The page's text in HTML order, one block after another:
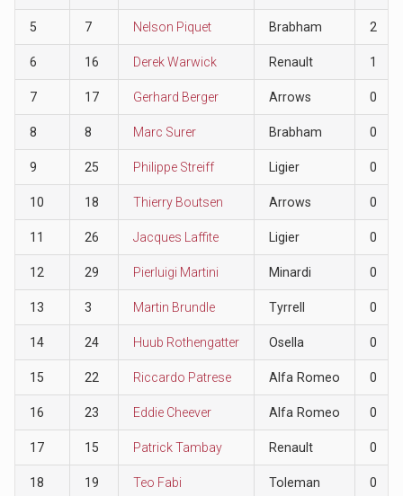
5 7 Nelson Piquet Brabham 2
6 16 Derek Warwick Renault 1
7 17 Gerhard Berger Arrows 0
8 8 Marc Surer Brabham 0
9 25 Philippe Streiff Ligier 0
10 18 Thierry Boutsen Arrows 0
11 26 Jacques Laffite Ligier 0
12 29 Pierluigi Martini Minardi 0
13 3 Martin Brundle Tyrrell 0
14 24 Huub Rothengatter Osella 0
15 22 Riccardo Patrese Alfa Romeo 0
16 23 Eddie Cheever Alfa Romeo 0
17 15 Patrick Tambay Renault 0
18 19 Teo Fabi Toleman 0